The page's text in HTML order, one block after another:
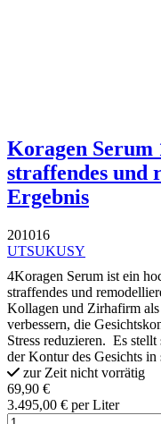
Koragen Serum
straffendes und
Ergebnis
201016
UTSUKUSY
4Koragen Serum ist ein
straffendes und
Kollagen und Zirhafirm
verbessern, die
Stress reduzieren. Es
der Kontur des Gesichts in
zur Zeit nicht vorrätig
69,90 €
3.495,00 € per Liter